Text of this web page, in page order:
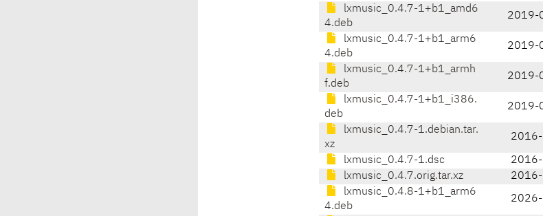
lxmusic_0.4.7-1+b1_amd6
4.deb
2019-
lxmusic_0.4.7-1+b1_arm6
4.deb
2019-
lxmusic_0.4.7-1+b1_armh
f.deb
2019-
lxmusic_0.4.7-1+b1_i386.
deb
2019-
lxmusic_0.4.7-1.debian.tar.
xz
2016-
lxmusic_0.4.7-1.dsc 2016-
lxmusic_0.4.7.orig.tar.xz
2016-
lxmusic_0.4.8-1+b1_arm6
4.deb
2026-